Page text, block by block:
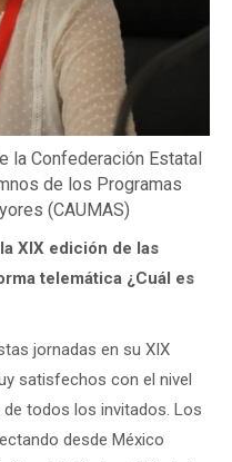
la Confederación Estatal
de los Programas
(CAUMAS)
XIX edición de las
telemática ¿Cuál es
jornadas en su XIX
satisfechos con el nivel
todos los invitados. Los
desde México